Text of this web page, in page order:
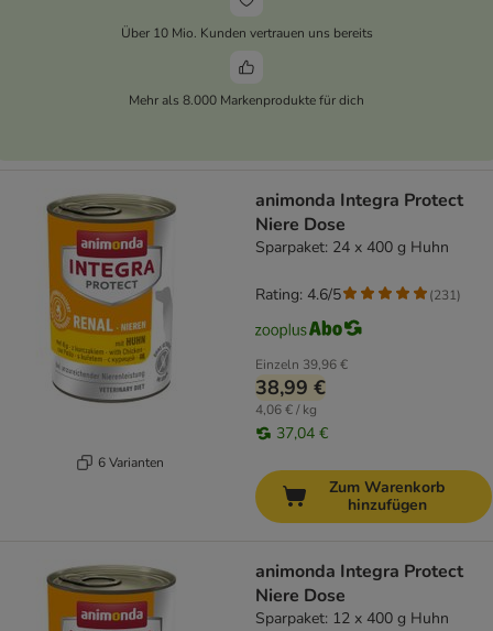
Über 10 Mio. Kunden vertrauen uns bereits
Mehr als 8.000 Markenprodukte für dich
6 Varianten
animonda Integra Protect
Niere Dose
Sparpaket: 24 x 400 g Huhn
Einzeln 39,96 €
38,99 €
4,06 € / kg
37,04 €
Rating: 4.6/5 (231)
Zum Warenkorb
hinzufügen
animonda Integra Protect
Niere Dose
Sparpaket: 12 x 400 g Huhn